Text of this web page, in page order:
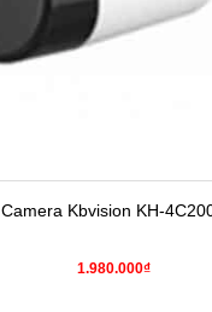
Camera Kbvision KH-
1.980.000₫